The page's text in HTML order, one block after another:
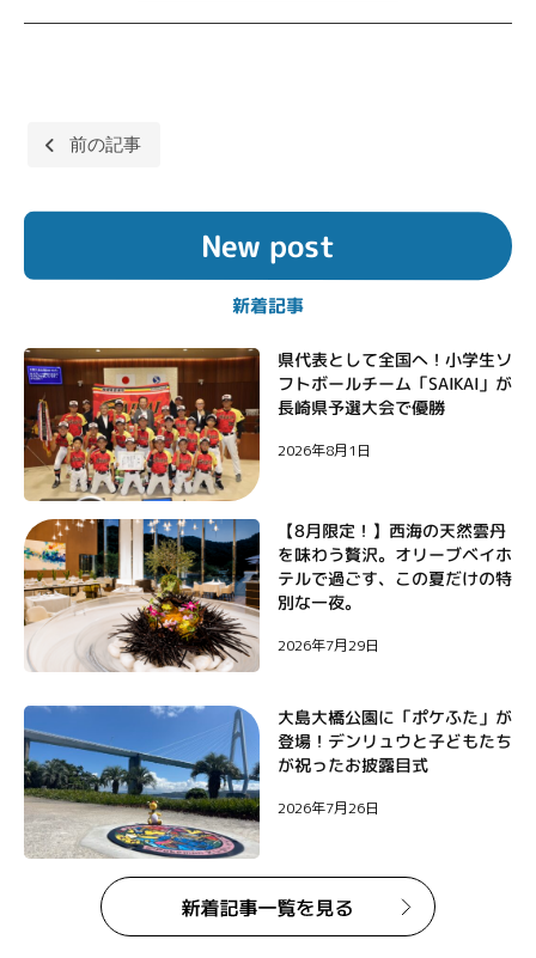
投
ナ
ゲ
シ
ョ
ン
前の記事
New post
新着記事
県代表として全国へ！小学生ソ
フトボールチーム「SAIKAI」が
長崎県予選大会で優勝
2026年8月1日
【8月限定！】西海の天然雲丹
を味わう贅沢。オリーブベイホ
テルで過ごす、この夏だけの特
別な一夜。
2026年7月29日
大島大橋公園に「ポケふた」が
登場！デンリュウと子どもたち
が祝ったお披露目式
2026年7月26日